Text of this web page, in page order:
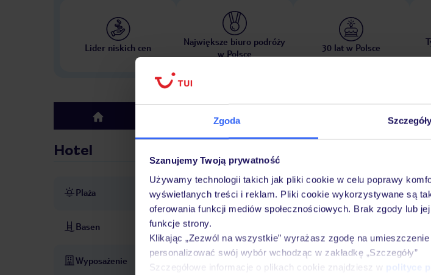
Zgoda Szczegóły
Szanujemy Twoją prywatność
Używamy technologii takich jak pliki cookie w celu poprawy
wyświetlanych treści i reklam. Pliki cookie wykorzystywane są
oferowania funkcji mediów społecznościowych. Brak zgody lub
funkcje strony.
Klikając „Zezwól na wszystkie” wyrażasz zgodę na
personalizować swój wybór wchodząc w zakładkę „Szczegóły”
Szczegółowe informacje o plikach cookie znajdziesz w polityce
Lider niskich cen
Największe biuro podróży
w Polsce
30 lat w Polsce
top Wyżywienie
Hotel
Plaża ok. 20 m od plaży publiczna ciemny piasek hotel oddzielony od
Basen basen: zewnętrzny, ze słodką wodą
Wyposażenie recepcja winda sala TV ogród taras Wi-Fi, w recepcji/lobby: w